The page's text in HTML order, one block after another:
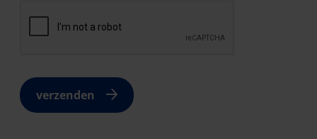
verzenden